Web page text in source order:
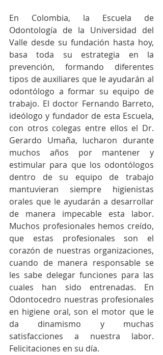
En Colombia, la Escuela de
Odontología de la Universidad del
Valle desde su fundación hasta hoy,
basa toda su estrategia en la
prevención, formando diferentes
tipos de auxiliares que le ayudarán al
odontólogo a formar su equipo de
trabajo. El doctor Fernando Barreto,
ideólogo y fundador de esta Escuela,
con otros colegas entre ellos el Dr.
Gerardo Umaña, lucharon durante
muchos años por mantener y
estimular para que los odontólogos
dentro de su equipo de trabajo
mantuvieran siempre higienistas
orales que le ayudarán a desarrollar
de manera impecable esta labor.
Muchos profesionales hemos creído,
que estas profesionales son el
corazón de nuestras organizaciones,
cuando de manera responsable se
les sabe delegar funciones para las
cuales han sido entrenadas. En
Odontocedro nuestras profesionales
en higiene oral, son el motor que le
da dinamismo y muchas
satisfacciones a nuestra labor.
Felicitaciones en su día.